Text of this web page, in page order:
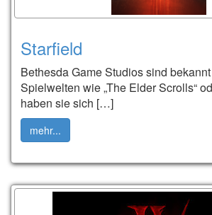
Starfield
Bethesda Game Studios sind
Spielwelten wie „The Elder Scrolls“
haben sie sich […]
mehr...